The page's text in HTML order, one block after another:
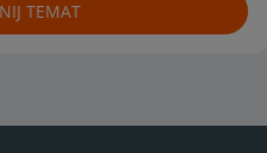
TEMAT